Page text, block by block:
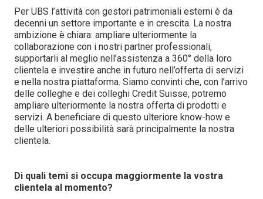
Per UBS l’attività con gestori patrimoniali esterni è da
decenni un settore importante e in crescita. La nostra
ambizione è chiara: ampliare ulteriormente la
collaborazione con i nostri partner professionali,
supportarli al meglio nell’assistenza a 360° della loro
clientela e investire anche in futuro nell’offerta di servizi
e nella nostra piattaforma. Siamo convinti che, con l’arrivo
delle colleghe e dei colleghi Credit Suisse, potremo
ampliare ulteriormente la nostra offerta di prodotti e
servizi. A beneficiare di questo ulteriore know-how e
delle ulteriori possibilità sarà principalmente la nostra
clientela.
Di quali temi si occupa maggiormente la vostra
clientela al momento?